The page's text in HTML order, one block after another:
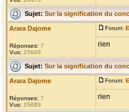
Sujet: Sur la signification du
Arara Dajome
Réponses: 7
Vus: 25689
Forum:
rien
Sujet: Sur la signification du
Arara Dajome
Réponses: 7
Vus: 25689
Forum:
rien